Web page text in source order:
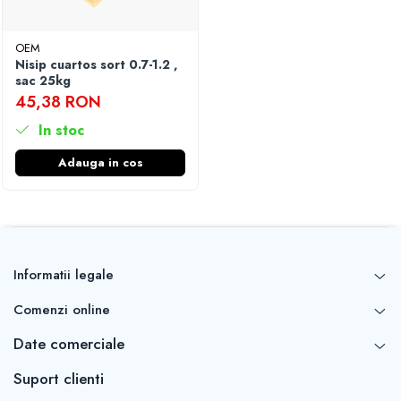
Ipsos si Pasta Imbinare
Ipsos Adeziv Gips Carton
Profile Gips Carton
Grosime Tabla 0.6MM
Profile UA
OEM
Nisip cuartos sort 0.7-1.2 ,
sac 25kg
45,38 RON
In stoc
Adauga in cos
Informatii legale
Comenzi online
Date comerciale
Suport clienti